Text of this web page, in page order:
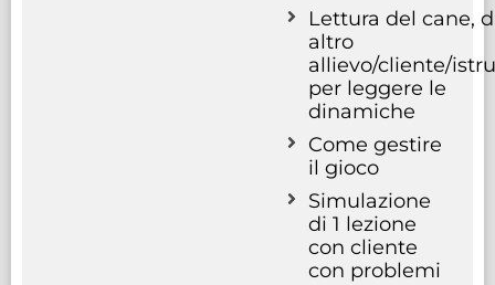
Lettura del cane,
altro
allievo/cliente/
per leggere le
dinamiche
Come gestire
il gioco
Simulazione
di 1 lezione
con cliente
con problemi